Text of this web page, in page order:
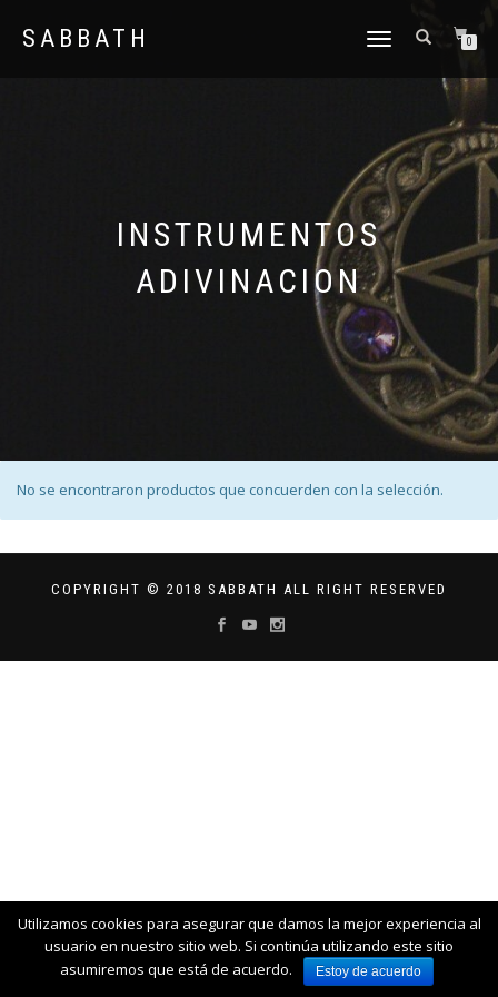
SABBATH
CAMBIAR
0
INSTRUMENTOS
ADIVINACION
No se encontraron productos que concuerden con la selección.
COPYRIGHT © 2018 SABBATH ALL RIGHT RESERVED
Utilizamos cookies para asegurar que damos la mejor experiencia al
usuario en nuestro sitio web. Si continúa utilizando este sitio
asumiremos que está de acuerdo.
Estoy de acuerdo